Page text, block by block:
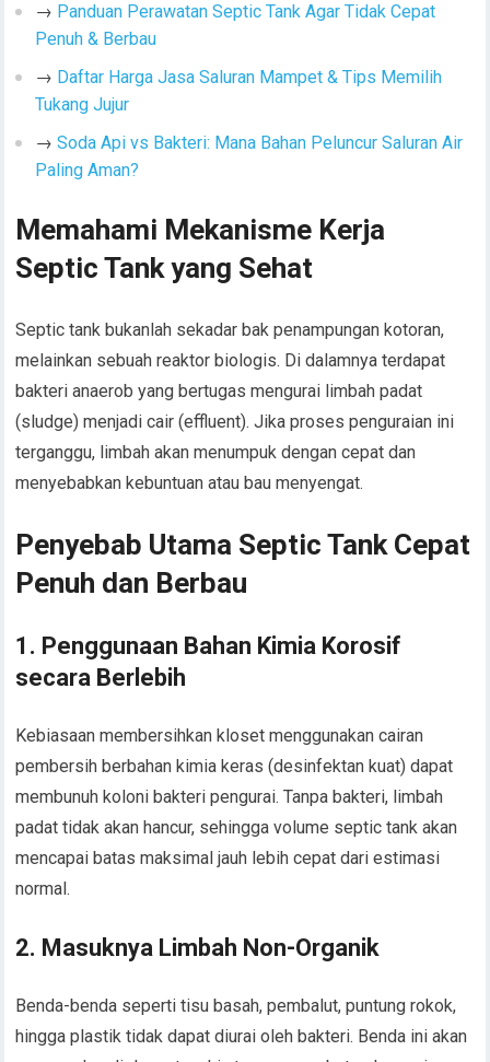
→ Panduan Perawatan Septic Tank Agar Tidak Cepat
Penuh & Berbau
→ Daftar Harga Jasa Saluran Mampet & Tips Memilih
Tukang Jujur
→ Soda Api vs Bakteri: Mana Bahan Peluncur Saluran Air
Paling Aman?
Memahami Mekanisme Kerja
Septic Tank yang Sehat
Septic tank bukanlah sekadar bak penampungan kotoran,
melainkan sebuah reaktor biologis. Di dalamnya terdapat
bakteri anaerob yang bertugas mengurai limbah padat
(sludge) menjadi cair (effluent). Jika proses penguraian ini
terganggu, limbah akan menumpuk dengan cepat dan
menyebabkan kebuntuan atau bau menyengat.
Penyebab Utama Septic Tank Cepat
Penuh dan Berbau
1. Penggunaan Bahan Kimia Korosif
secara Berlebih
Kebiasaan membersihkan kloset menggunakan cairan
pembersih berbahan kimia keras (desinfektan kuat) dapat
membunuh koloni bakteri pengurai. Tanpa bakteri, limbah
padat tidak akan hancur, sehingga volume septic tank akan
mencapai batas maksimal jauh lebih cepat dari estimasi
normal.
2. Masuknya Limbah Non-Organik
Benda-benda seperti tisu basah, pembalut, puntung rokok,
hingga plastik tidak dapat diurai oleh bakteri. Benda ini akan